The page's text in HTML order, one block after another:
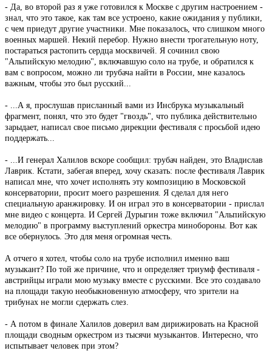
- Да, во второй раз я уже готовился к Москве с другим настроением -
знал, что это такое, как там все устроено, какие ожидания у публики,
с чем приедут другие участники. Мне показалось, что слишком много
военных маршей. Некий перебор. Нужно внести трогательную ноту,
постараться растопить сердца москвичей. Я сочинил свою
"Альпийскую мелодию", включавшую соло на трубе, и обратился к
вам с вопросом, можно ли трубача найти в России, мне казалось
важным, чтобы это был русский...
- ...А я, прослушав присланный вами из Инсбрука музыкальный
фрагмент, понял, что это будет "гвоздь", что публика действительно
зарыдает, написал свое письмо дирекции фестиваля с просьбой идею
поддержать...
- ...И генерал Халилов вскоре сообщил: трубач найден, это Владислав
Лаврик. Кстати, забегая вперед, хочу сказать: после фестиваля Лаврик
написал мне, что хочет исполнять эту композицию в Московской
консерватории, просит моего разрешения. Я сделал для него
специальную аранжировку. И он играл это в консерватории - прислал
мне видео с концерта. И Сергей Дурыгин тоже включил "Альпийскую
мелодию" в программу выступлений оркестра минобороны. Вот как
все обернулось. Это для меня огромная честь.
А отчего я хотел, чтобы соло на трубе исполнил именно ваш
музыкант? По той же причине, что и определяет триумф фестиваля -
австрийцы играли мою музыку вместе с русскими. Все это создавало
на площади такую необыкновенную атмосферу, что зрители на
трибунах не могли сдержать слез.
- А потом в финале Халилов доверил вам дирижировать на Красной
площади сводным оркестром из тысячи музыкантов. Интересно, что
испытывает человек при этом?